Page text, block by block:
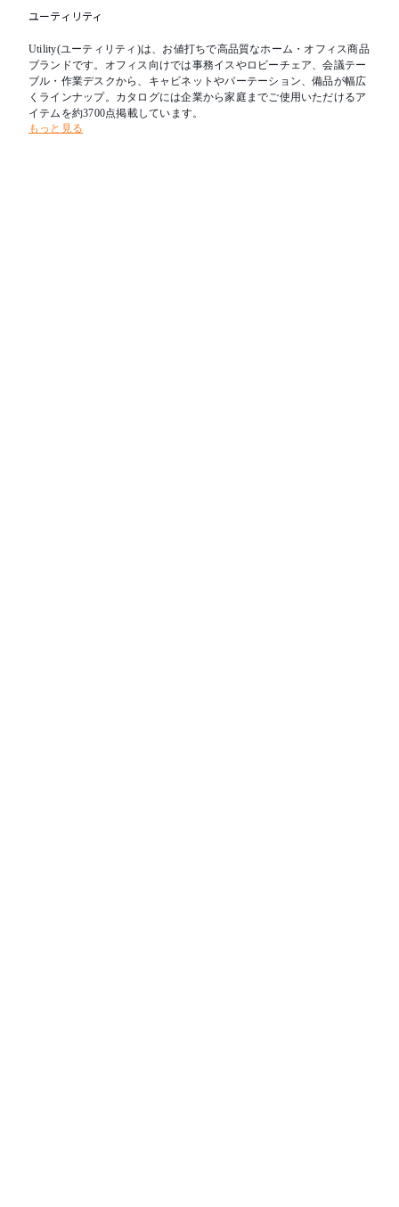
ユーティリティ
Utility(ユーティリティ)は、お値打ちで高品質なホーム・オフィス商品
ブランドです。オフィス向けでは事務イスやロビーチェア、会議テー
ブル・作業デスクから、キャビネットやパーテーション、備品が幅広
くラインナップ。カタログには企業から家庭までご使用いただけるア
イテムを約3700点掲載しています。
もっと見る